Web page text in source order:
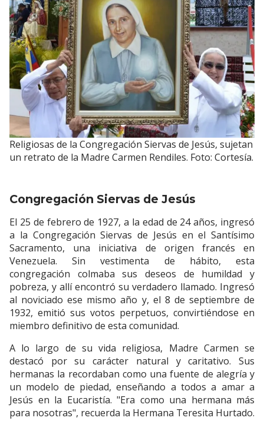
Religiosas de la Congregación Siervas de Jesús, sujetan
un retrato de la Madre Carmen Rendiles. Foto: Cortesía.
Congregación Siervas de Jesús
El 25 de febrero de 1927, a la edad de 24 años, ingresó
a la Congregación Siervas de Jesús en el Santísimo
Sacramento, una iniciativa de origen francés en
Venezuela. Sin vestimenta de hábito, esta
congregación colmaba sus deseos de humildad y
pobreza, y allí encontró su verdadero llamado. Ingresó
al noviciado ese mismo año y, el 8 de septiembre de
1932, emitió sus votos perpetuos, convirtiéndose en
miembro definitivo de esta comunidad.
A lo largo de su vida religiosa, Madre Carmen se
destacó por su carácter natural y caritativo. Sus
hermanas la recordaban como una fuente de alegría y
un modelo de piedad, enseñando a todos a amar a
Jesús en la Eucaristía. "Era como una hermana más
para nosotras", recuerda la Hermana Teresita Hurtado.